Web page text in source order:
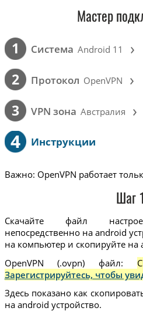
Мастер
1 Cистема Android 11 ›
2 Протокол OpenVPN ›
3 VPN зона Австралия ›
4 Инструкции
Важно: OpenVPN работает
Шаг 1
Скачайте файл
непосредственно на android
на компьютер и скопируйте на
OpenVPN (.ovpn) файл:
Зарегистрируйтесь, чтобы
Здесь показано как
на android устройство.